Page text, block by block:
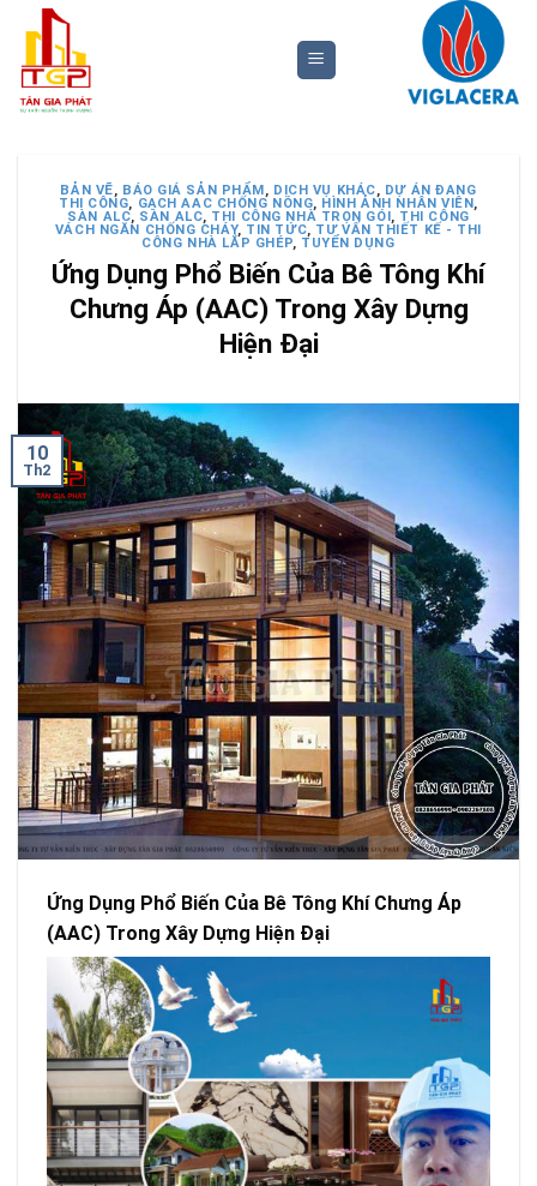
nội
dung
BẢN VẼ, BÁO GIÁ SẢN PHẨM, DỊCH VỤ KHÁC, DỰ ÁN ĐANG
THI CÔNG, GẠCH AAC CHỐNG NÓNG, HÌNH ẢNH NHÂN VIÊN,
SÀN ALC, SÀN ALC, THI CÔNG NHÀ TRỌN GÓI, THI CÔNG
VÁCH NGĂN CHỐNG CHÁY, TIN TỨC, TƯ VẤN THIẾT KẾ - THI
CÔNG NHÀ LẮP GHÉP, TUYỂN DỤNG
Ứng Dụng Phổ Biến Của Bê Tông Khí
Chưng Áp (AAC) Trong Xây Dựng
Hiện Đại
10
Th2
Ứng Dụng Phổ Biến Của Bê Tông Khí Chưng Áp
(AAC) Trong Xây Dựng Hiện Đại